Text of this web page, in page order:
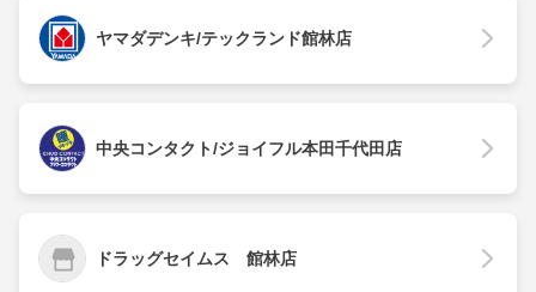
ヤマダデンキ/テックランド館林店
中央コンタクト/ジョイフル本田千代田店
ドラッグセイムス 館林店